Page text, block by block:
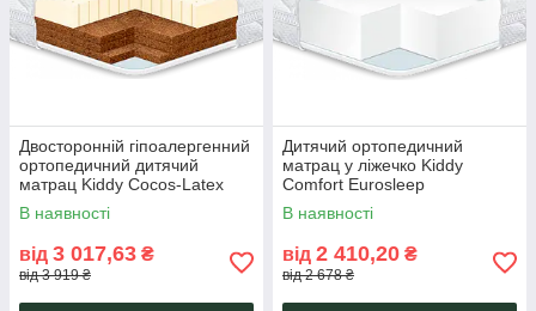
Двосторонній гіпоалергенний
ортопедичний дитячий
матрац Kiddy Cocos-Latex
3+3 Eurosleep у ліжечко
малюкові
В наявності
від 3 017,63 ₴
від 3 919 ₴
Дитячий ортопедичний
матрац у ліжечко Kiddy
Comfort Eurosleep
гіпоалергенний із піни
середньої жорсткості
В наявності
від 2 410,20 ₴
від 2 678 ₴